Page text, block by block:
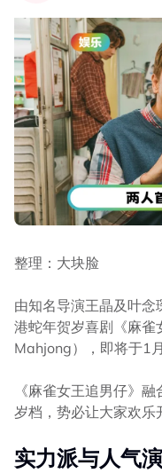
整理：大块脸
由知名导演王晶及叶
港蛇年贺岁喜剧《麻
Mahjong），即将于1
《麻雀女王追男仔》
岁档，势必让大家欢乐
实力派与人气